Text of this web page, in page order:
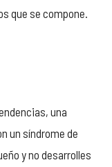
que se compone.
una
un síndrome de
y no desarrolles